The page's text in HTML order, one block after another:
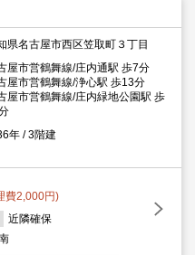
県名古屋市西区笠取町３丁目
屋市営鶴舞線/庄内通駅 歩7分
屋市営鶴舞線/浄心駅 歩13分
屋市営鶴舞線/庄内緑地公園駅 歩
年
3階建
費2,000円)
近隣確保